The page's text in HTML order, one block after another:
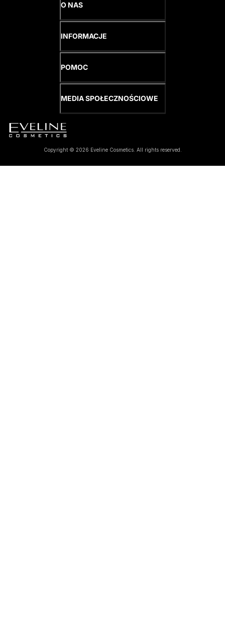
O NAS
INFORMACJE
POMOC
MEDIA SPOŁECZNOŚCIOWE
Copyright © 2026 Eveline Cosmetics. All rights reserved.